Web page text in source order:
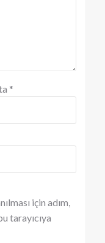
*
için adım,
tarayıcıya